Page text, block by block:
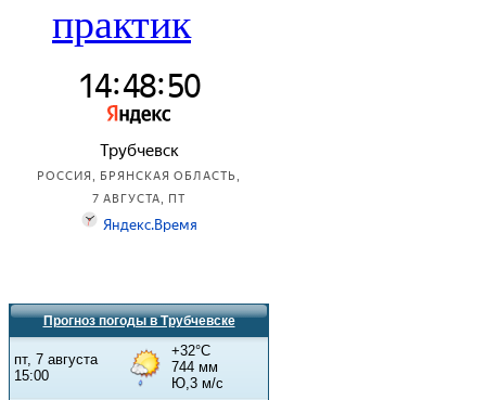
практик
Прогноз погоды в Трубчевске